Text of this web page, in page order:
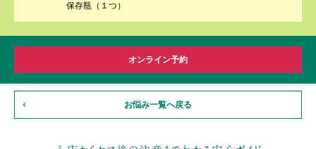
保存瓶（１つ）
オンライン予約
お悩み一覧へ戻る